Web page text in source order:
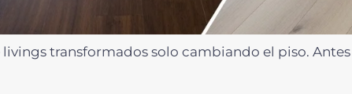
livings transformados solo cambiando el piso.